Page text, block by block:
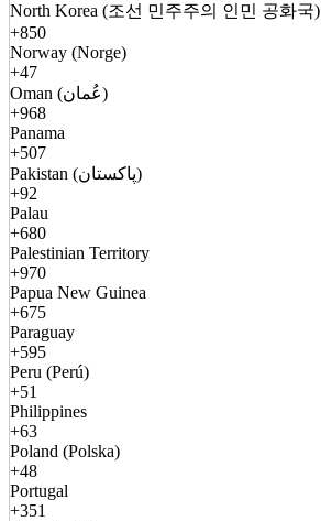
North Korea (조선 민주주의 인민 공화국)
+850
Norway (Norge)
+47
Oman (عُمان)
+968
Panama
+507
Pakistan (پاکستان)
+92
Palau
+680
Palestinian Territory
+970
Papua New Guinea
+675
Paraguay
+595
Peru (Perú)
+51
Philippines
+63
Poland (Polska)
+48
Portugal
+351